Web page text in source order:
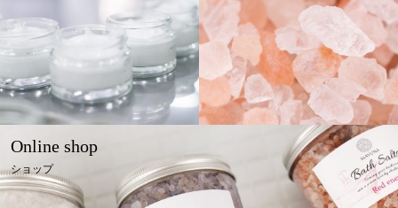
Online shop
ショップ